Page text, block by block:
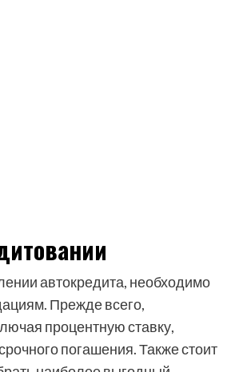
автокредита, необходимо
Прежде всего,
процентную ставку,
погашения. Также стоит